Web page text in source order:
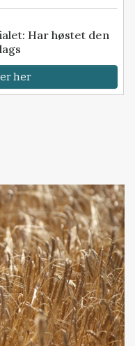
Har høstet den
her